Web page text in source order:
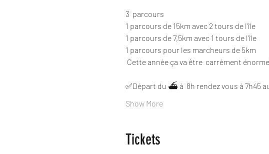
3  parcours
1 parcours de 15km avec 2 tours de l’île
1 parcours de 7,5km avec 1 tours de l’île
1 parcours pour les marcheurs de 5km
Cette année ça va être  carrément
✅Départ du ⛴️ à  8h rendez vous à 7h45
Show More
Tickets